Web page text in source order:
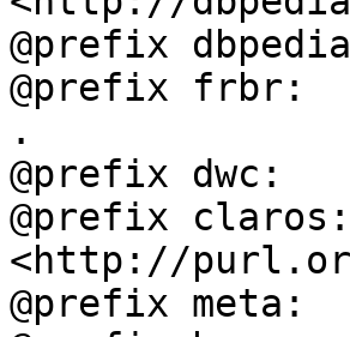
@prefix
@prefix frbr:
.
@prefix dwc:
@prefix claros:
<http://
@prefix meta: